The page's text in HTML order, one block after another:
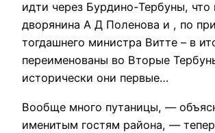
идти через Бурдино-Тербуны, что
дворянина А Д Поленова и , по
тогдашнего министра Витте – в
переименованы во Вторые
исторически они первые…
Вообще много путаницы, —
именитым гостям района, —